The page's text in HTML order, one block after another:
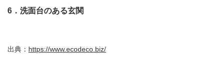
6．洗面台のある玄関
出典： https://www.ecodeco.biz/